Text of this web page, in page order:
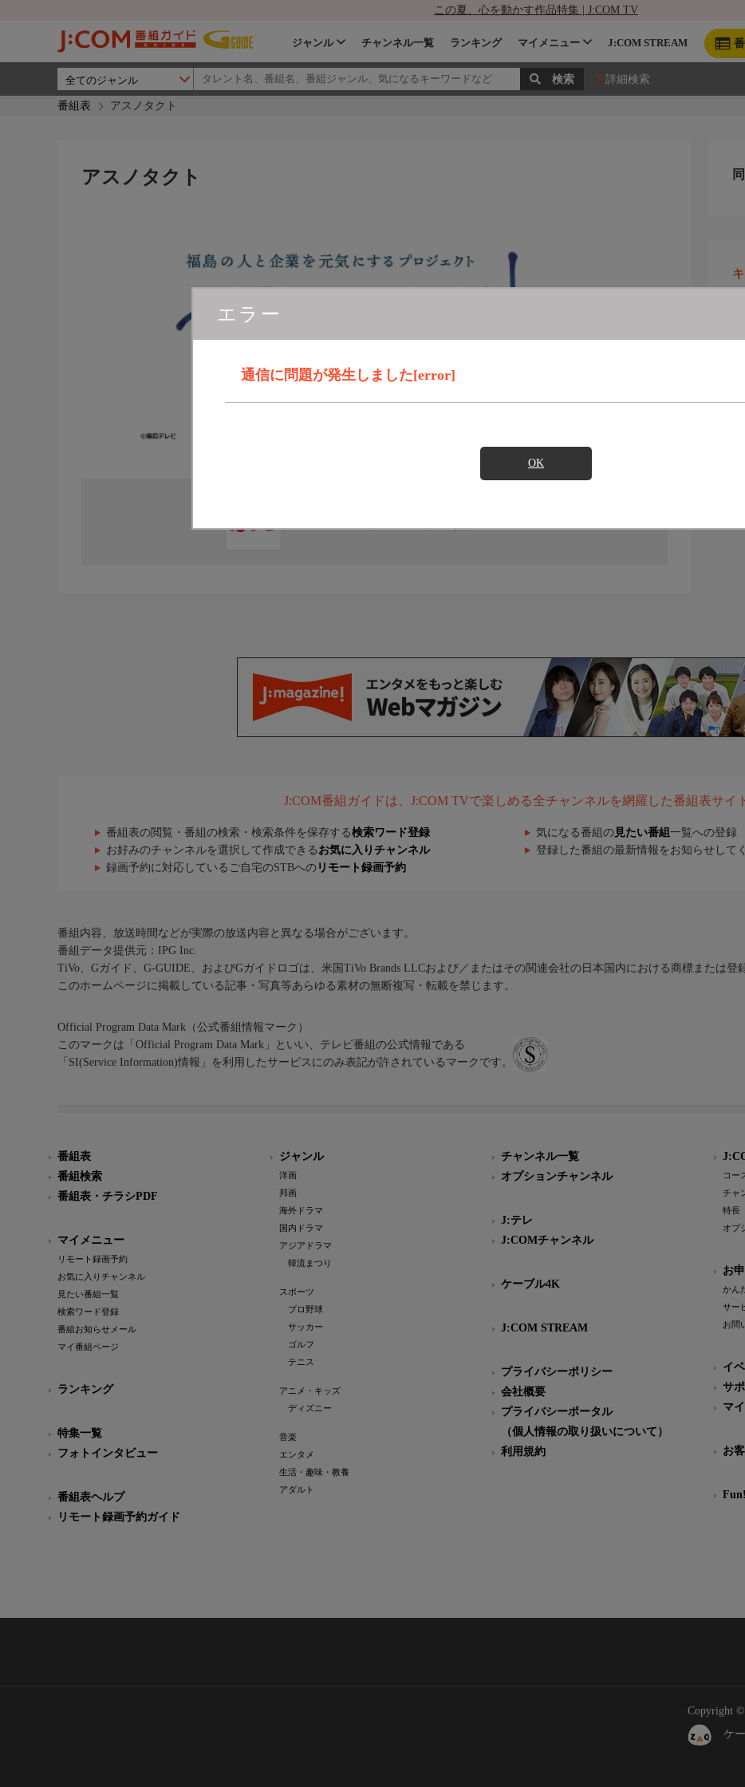
この夏、心を動かす作品特集 | J:COM TV
ジャンル チャンネル一覧 ランキング マイメニュー J:COM STREAM
詳細検索
番組表 アスノタクト
エラー
通信に問題が発生しました[error]
OK
アスノタクト
J:COM番組ガイドは、J:COM TVで楽しめる全チャンネルを網羅した番組表サイ
番組表の閲覧・番組の検索・検索条件を保存する検索ワード登録 気になる番組の 見たい番組 一覧への登録
お好みのチャンネルを選択して作成できる お気に入りチャンネル 登録した番組の最新情報をお知らせして
録画予約に対応しているご自宅のSTBへの リモート録画予約
番組内容、放送時間などが実際の放送内容と異なる場合がございます。
番組データ提供元：IPG Inc.
TiVo、Gガイド、G-GUIDE、およびGガイドロゴは、米国TiVo Brands LLCおよび／またはその関連会社の日本国内における商標または登
このホームページに掲載している記事・写真等あらゆる素材の無断複写・転載を禁じます。
Official Program Data Mark（公式番組情報マーク）
このマークは「Official Program Data Mark」といい、テレビ番組の公式情報である
「SI(Service Information)情報」を利用したサービスにのみ表記が許されているマークです。
番組表
番組検索
番組表・チラシPDF
マイメニュー
リモート録画予約
お気に入りチャンネル
見たい番組一覧
検索ワード登録
番組お知らせメール
マイ番組ページ
ランキング
特集一覧
フォトインタビュー
番組表ヘルプ
リモート録画予約ガイド
ジャンル
洋画
邦画
海外ドラマ
国内ドラマ
アジアドラマ
韓流まつり
スポーツ
プロ野球
サッカー
ゴルフ
テニス
アニメ・キッズ
ディズニー
音楽
エンタメ
生活・趣味・教養
アダルト
チャンネル一覧
オプションチャンネル
J:テレ
J:COMチャンネル
ケーブル4K
J:COM STREAM
プライバシーポリシー
会社概要
プライバシーポータル
（個人情報の取り扱いについて）
利用規約
コー
チャ
特長
オプ
お
かん
サー
お問
イ
サ
マ
お
Copyright ©
ケ